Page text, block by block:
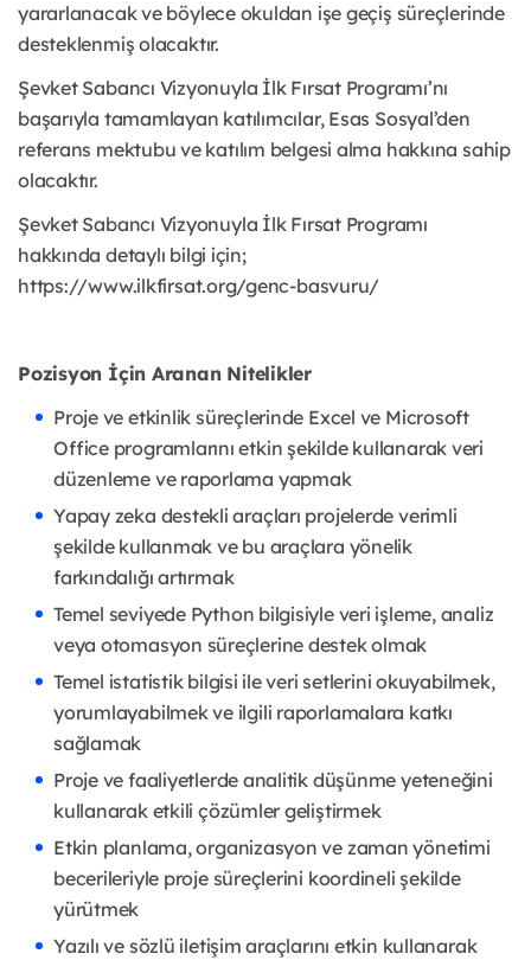
yararlanacak ve böylece okuldan işe geçiş süreçlerinde
desteklenmiş olacaktır.
Şevket Sabancı Vizyonuyla İlk Fırsat Programı’nı
başarıyla tamamlayan katılımcılar, Esas Sosyal’den
referans mektubu ve katılım belgesi alma hakkına sahip
olacaktır.
Şevket Sabancı Vizyonuyla İlk Fırsat Programı
hakkında detaylı bilgi için;
https://www.ilkfirsat.org/genc-basvuru/
Pozisyon İçin Aranan Nitelikler
Proje ve etkinlik süreçlerinde Excel ve Microsoft
Office programlarını etkin şekilde kullanarak veri
düzenleme ve raporlama yapmak
Yapay zeka destekli araçları projelerde verimli
şekilde kullanmak ve bu araçlara yönelik
farkındalığı artırmak
Temel seviyede Python bilgisiyle veri işleme, analiz
veya otomasyon süreçlerine destek olmak
Temel istatistik bilgisi ile veri setlerini okuyabilmek,
yorumlayabilmek ve ilgili raporlamalara katkı
sağlamak
Proje ve faaliyetlerde analitik düşünme yeteneğini
kullanarak etkili çözümler geliştirmek
Etkin planlama, organizasyon ve zaman yönetimi
becerileriyle proje süreçlerini koordineli şekilde
yürütmek
Yazılı ve sözlü iletişim araçlarını etkin kullanarak